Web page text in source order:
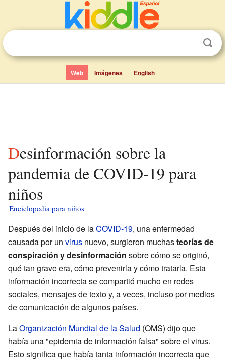
Web Imágenes English
Desinformación sobre la
pandemia de COVID-19 para
niños
Enciclopedia para niños
Después del inicio de laCOVID-19, una enfermedad
causada por un virus nuevo, surgieron muchasteorías de
conspiración y desinformación sobre cómo se originó,
qué tan grave era, cómo prevenirla y cómo tratarla. Esta
información incorrecta se compartió mucho en redes
sociales, mensajes de texto y, a veces, incluso por medios
de comunicación de algunos países.
LaOrganización Mundial de la Salud (OMS) dijo que
había una "epidemia de información falsa" sobre el virus.
Esto significa que había tanta información incorrecta que